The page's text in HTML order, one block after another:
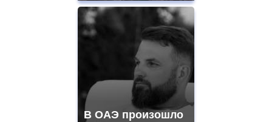
В ОАЭ произошло